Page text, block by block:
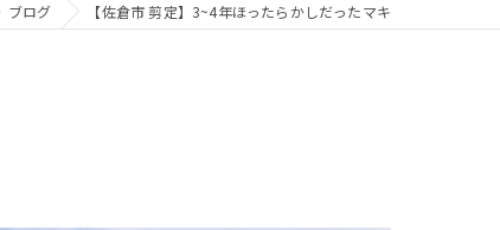
ブログ 【佐倉市 剪定】3~4年ほったらかしだったマキ